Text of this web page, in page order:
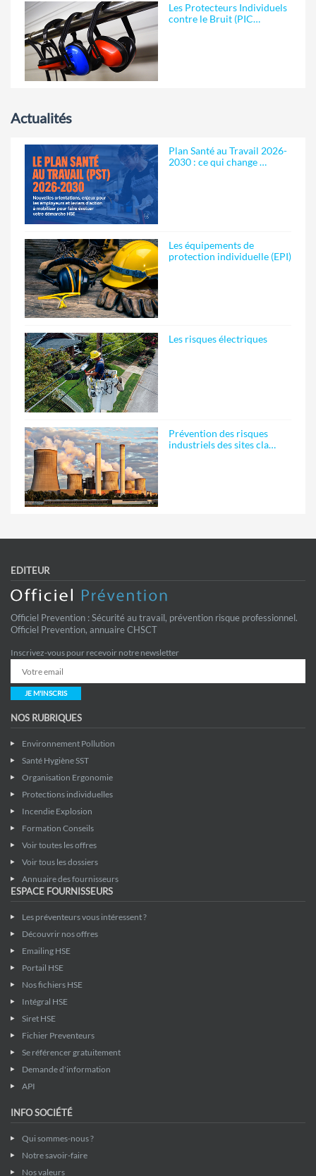
Les Protecteurs Individuels
contre le Bruit (PIC…
Actualités
Plan Santé au Travail 2026-
2030 : ce qui change …
Les équipements de
protection individuelle (EPI)
Les risques électriques
Prévention des risques
industriels des sites cla…
EDITEUR
Officiel Prevention : Sécurité au travail, prévention risque professionnel.
Officiel Prevention, annuaire CHSCT
Inscrivez-vous pour recevoir notre newsletter
JE M'INSCRIS
NOS RUBRIQUES
Environnement Pollution
Santé Hygiène SST
Organisation Ergonomie
Protections individuelles
Incendie Explosion
Formation Conseils
Voir toutes les offres
Voir tous les dossiers
Annuaire des fournisseurs
ESPACE FOURNISSEURS
Les préventeurs vous intéressent ?
Découvrir nos offres
Emailing HSE
Portail HSE
Nos fichiers HSE
Intégral HSE
Siret HSE
Fichier Preventeurs
Se référencer gratuitement
Demande d'information
API
INFO SOCIÉTÉ
Qui sommes-nous ?
Notre savoir-faire
Nos valeurs